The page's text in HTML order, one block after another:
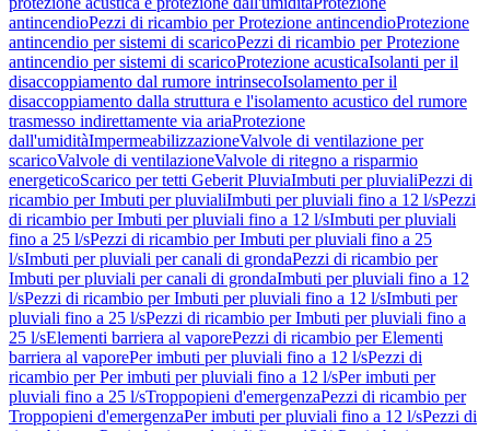
antincendioPezzi di ricambio per Protezione antincendioProtezione
antincendio per sistemi di scaricoPezzi di ricambio per Protezione
antincendio per sistemi di scaricoProtezione acusticaIsolanti per il
disaccoppiamento dal rumore intrinsecoIsolamento per il
disaccoppiamento dalla struttura e l'isolamento acustico del rumore
trasmesso indirettamente via ariaProtezione
dall'umiditàImpermeabilizzazioneValvole di ventilazione per
scaricoValvole di ventilazioneValvole di ritegno a risparmio
energeticoScarico per tetti Geberit PluviaImbuti per pluvialiPezzi di
ricambio per Imbuti per pluvialiImbuti per pluviali fino a 12 l/sPezzi
di ricambio per Imbuti per pluviali fino a 12 l/sImbuti per pluviali
fino a 25 l/sPezzi di ricambio per Imbuti per pluviali fino a 25
l/sImbuti per pluviali per canali di grondaPezzi di ricambio per
Imbuti per pluviali per canali di grondaImbuti per pluviali fino a 12
l/sPezzi di ricambio per Imbuti per pluviali fino a 12 l/sImbuti per
pluviali fino a 25 l/sPezzi di ricambio per Imbuti per pluviali fino a
25 l/sElementi barriera al vaporePezzi di ricambio per Elementi
barriera al vaporePer imbuti per pluviali fino a 12 l/sPezzi di
ricambio per Per imbuti per pluviali fino a 12 l/sPer imbuti per
pluviali fino a 25 l/sTroppopieni d'emergenzaPezzi di ricambio per
Troppopieni d'emergenzaPer imbuti per pluviali fino a 12 l/sPezzi di